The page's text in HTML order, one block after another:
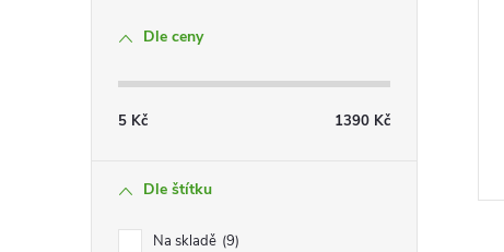
Dle ceny
5 Kč 1390 Kč
Dle štítku
Na skladě 9